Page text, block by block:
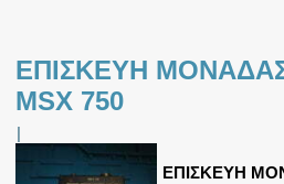
ΕΠΙΣΚΕΥΗ
MSX 750
|
ΕΠΙΣΚΕΥΗ